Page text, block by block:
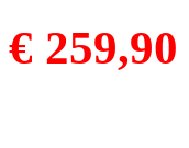
€ 259,90